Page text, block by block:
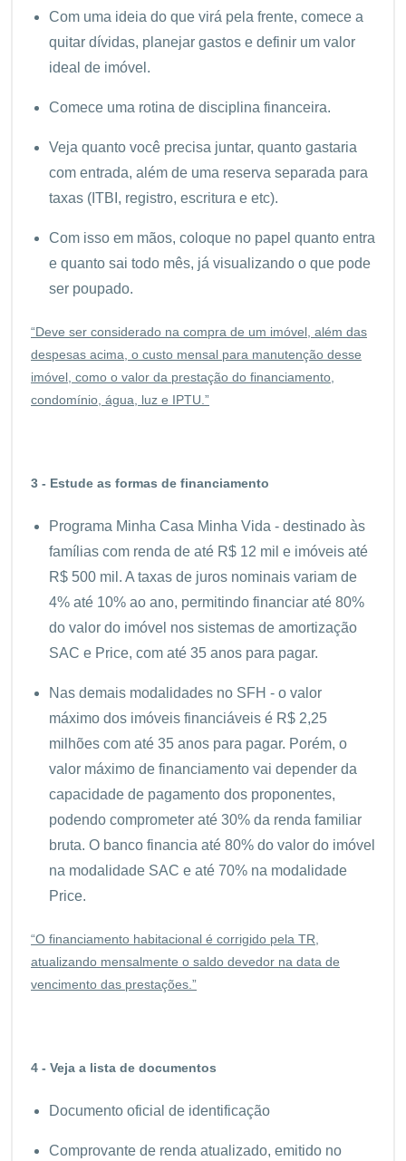
Com uma ideia do que virá pela frente, comece a
quitar dívidas, planejar gastos e definir um valor
ideal de imóvel.
Comece uma rotina de disciplina financeira.
Veja quanto você precisa juntar, quanto gastaria
com entrada, além de uma reserva separada para
taxas (ITBI, registro, escritura e etc).
Com isso em mãos, coloque no papel quanto entra
e quanto sai todo mês, já visualizando o que pode
ser poupado.
“Deve ser considerado na compra de um imóvel, além das
despesas acima, o custo mensal para manutenção desse
imóvel, como o valor da prestação do financiamento,
condomínio, água, luz e IPTU.”
3 - Estude as formas de financiamento
Programa Minha Casa Minha Vida - destinado às
famílias com renda de até R$ 12 mil e imóveis até
R$ 500 mil. A taxas de juros nominais variam de
4% até 10% ao ano, permitindo financiar até 80%
do valor do imóvel nos sistemas de amortização
SAC e Price, com até 35 anos para pagar.
Nas demais modalidades no SFH - o valor
máximo dos imóveis financiáveis é R$ 2,25
milhões com até 35 anos para pagar. Porém, o
valor máximo de financiamento vai depender da
capacidade de pagamento dos proponentes,
podendo comprometer até 30% da renda familiar
bruta. O banco financia até 80% do valor do imóvel
na modalidade SAC e até 70% na modalidade
Price.
“O financiamento habitacional é corrigido pela TR,
atualizando mensalmente o saldo devedor na data de
vencimento das prestações.”
4 - Veja a lista de documentos
Documento oficial de identificação
Comprovante de renda atualizado, emitido no